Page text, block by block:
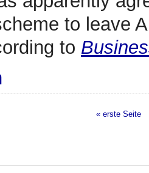
to leave
to
« erste Seite